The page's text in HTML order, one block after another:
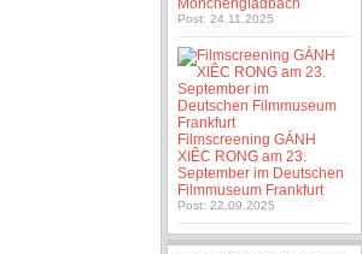
Mönchengladbach
Post: 24.11.2025
Filmscreening GÁNH
XIÊC RONG am 23.
September im Deutschen
Filmmuseum Frankfurt
Post: 22.09.2025